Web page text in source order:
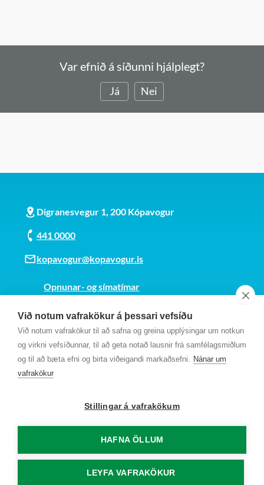
Við notum vafrakökur á þessari vefsíðu
Við notum vafrakökur til að safna og greina upplýsingar um notkun
og virkni vefsíðunnar, til að geta notað lausnir frá samfélagsmiðlum
og til að bæta efni og birta viðeigandi markaðsefni. Nánar um
vafrakökur
Stillingar á vafrakökum
HAFNA ÖLLUM
LEYFA VAFRAKÖKUR
Var efnið á síðunni hjálplegt?
Já Nei
Digranesvegur 1, 200 Kópavogur
441 0000
kopavogur@kopavogur.is
Opnunar- og símatímar
Kt. 700169-3759
Fundarmannagátt